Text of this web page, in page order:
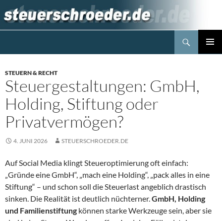
Inhalt
springen
STEUERN & RECHT
Steuergestaltungen: GmbH,
Holding, Stiftung oder
Privatvermögen?
4. JUNI 2026 STEUERSCHROEDER.DE
Auf Social Media klingt Steueroptimierung oft einfach:
„Gründe eine GmbH“, „mach eine Holding“, „pack alles in eine
Stiftung“ – und schon soll die Steuerlast angeblich drastisch
sinken. Die Realität ist deutlich nüchterner. GmbH, Holding
und Familienstiftung können starke Werkzeuge sein, aber sie